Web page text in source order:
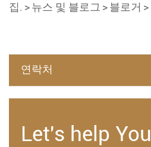
집. 뉴스 및 블로그 블로거
연락처
Let's help You